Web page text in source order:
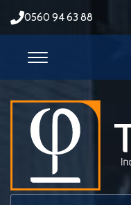
0560 94 63 88